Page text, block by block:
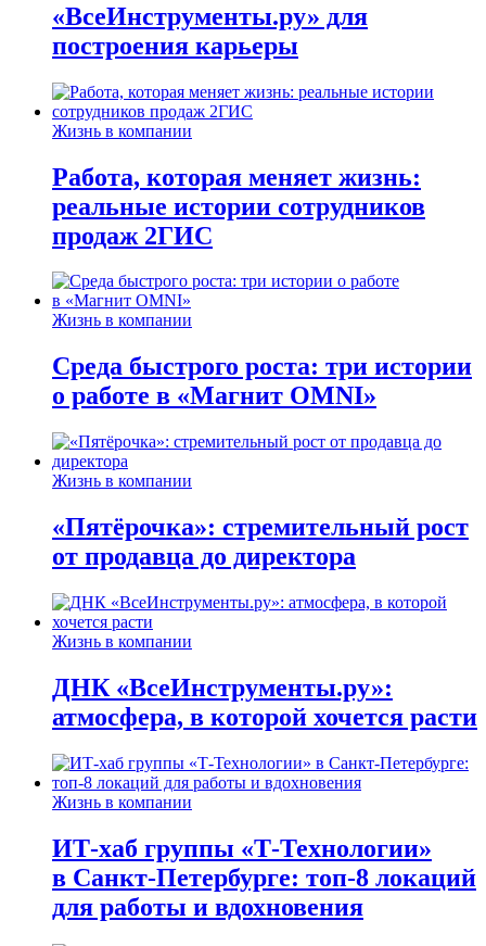
«ВсеИнструменты.ру» для
построения карьеры
Жизнь в компании
Работа, которая меняет жизнь:
реальные истории сотрудников
продаж 2ГИС
Жизнь в компании
Среда быстрого роста: три истории
о работе в «Магнит OMNI»
Жизнь в компании
«Пятёрочка»: стремительный рост
от продавца до директора
Жизнь в компании
ДНК «ВсеИнструменты.ру»:
атмосфера, в которой хочется расти
Жизнь в компании
ИТ-хаб группы «Т-Технологии»
в Санкт-Петербурге: топ-8 локаций
для работы и вдохновения